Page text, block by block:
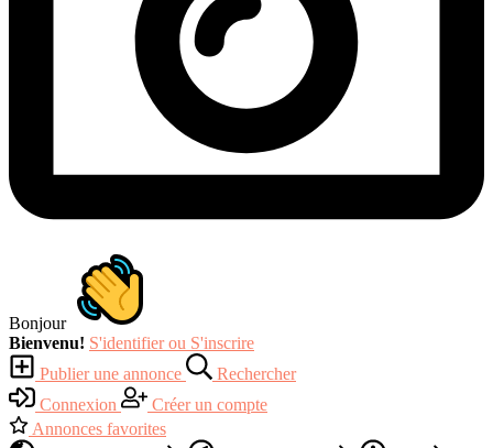
Bonjour
Bienvenu! S'identifier ou S'inscrire
Publier une annonce
Rechercher
Connexion
Créer un compte
Annonces favorites